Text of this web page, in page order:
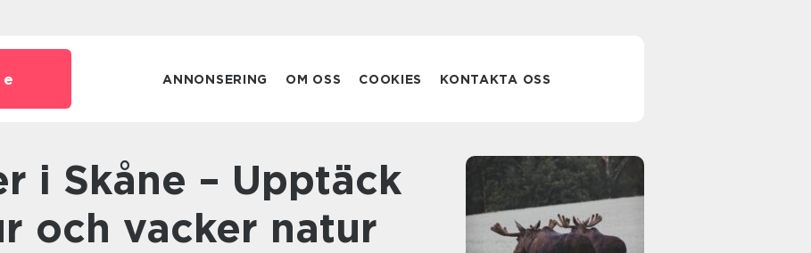
ANNONSERING OM OSS COOKIES KONTAKTA OSS
och vacker natur